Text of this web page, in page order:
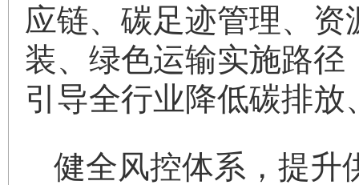
应链、碳足迹管理、
装、绿色运输实施路
引导全行业降低碳排
健全风控体系，提升